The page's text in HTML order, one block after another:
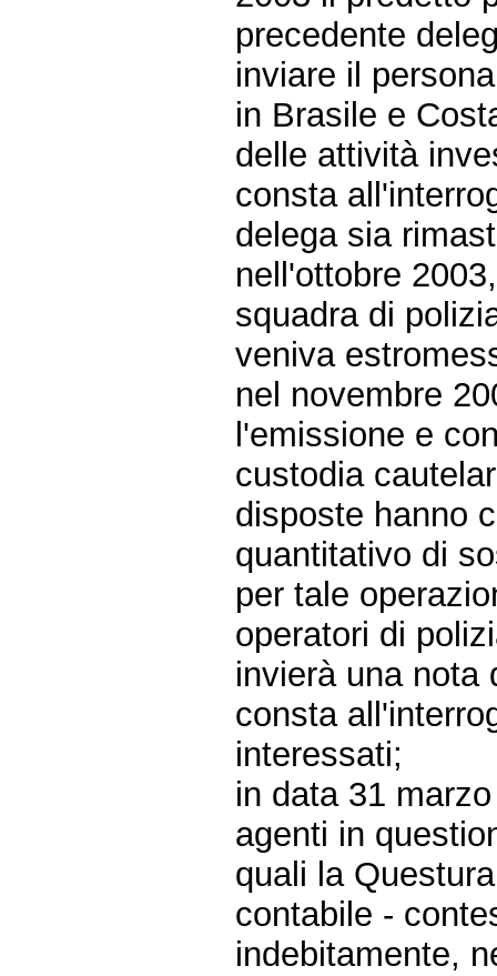
precedente
inviare il
in Brasile e
delle attività
consta
delega sia
nell'ottobre
squadra di
veniva
nel novembre
l'emissione e
custodia
disposte hanno
quantitativo di
per tale
operatori di
invierà una nota
consta
interessati;
in data 31
agenti in
quali la
contabile -
indebitamente,